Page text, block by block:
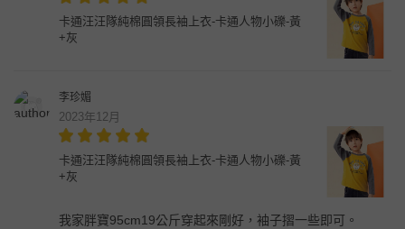
卡通汪汪隊純棉圓領長袖上衣-卡通人物小礫-黃
+灰
李珍媚
2023年12月
卡通汪汪隊純棉圓領長袖上衣-卡通人物小礫-黃
+灰
我家胖寶95cm19公斤穿起來剛好，袖子摺一些即可。